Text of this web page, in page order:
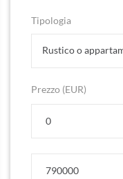
Tipologia
Rustico o
Prezzo (EUR)